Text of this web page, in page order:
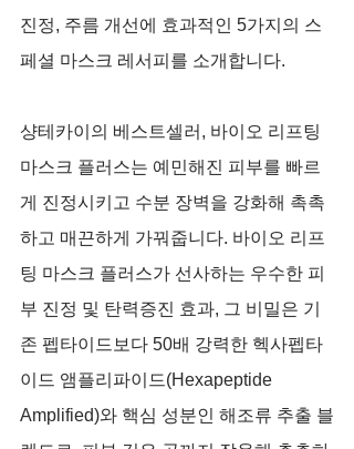
진정, 주름 개선에 효과적인 5가지의 스
페셜 마스크 레서피를 소개합니다.
샹테카이의 베스트셀러, 바이오 리프팅
마스크 플러스는 예민해진 피부를 빠르
게 진정시키고 수분 장벽을 강화해 촉촉
하고 매끈하게 가꿔줍니다. 바이오 리프
팅 마스크 플러스가 선사하는 우수한 피
부 진정 및 탄력증진 효과, 그 비밀은 기
존 펩타이드보다 50배 강력한 헥사펩타
이드 앰플리파이드(Hexapeptide
Amplified)와 핵심 성분인 해조류 추출 블